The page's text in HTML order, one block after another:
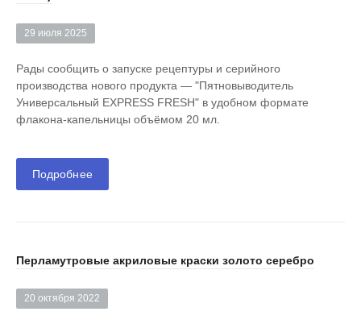
29 июля 2025
Рады сообщить о запуске рецептуры и серийного
производства нового продукта — "Пятновыводитель
Универсальный EXPRESS FRESH" в удобном формате
флакона-капельницы объёмом 20 мл.
Подробнее
Перламутровые акриловые краски золото серебро
20 октября 2022